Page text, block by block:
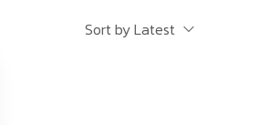
Sort by Latest